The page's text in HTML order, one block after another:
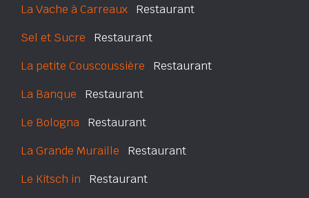
La Vache à Carreaux Restaurant
Sel et Sucre Restaurant
La petite Couscoussière Restaurant
La Banque Restaurant
Le Bologna Restaurant
La Grande Muraille Restaurant
Le Kitsch in Restaurant